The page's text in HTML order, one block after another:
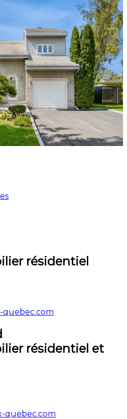
résidentiel
quebec.com
résidentiel et
quebec.com